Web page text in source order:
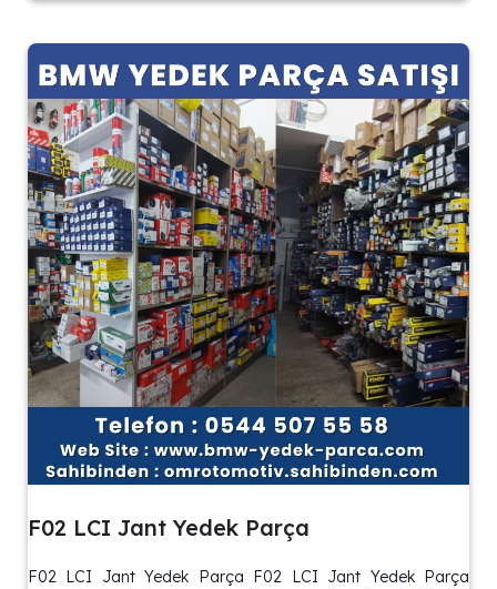
F02 LCI Jant Yedek Parça
F02 LCI Jant Yedek Parça F02 LCI Jant Yedek Parça